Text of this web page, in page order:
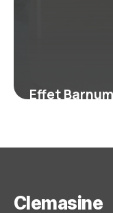
Effet
Clemasine